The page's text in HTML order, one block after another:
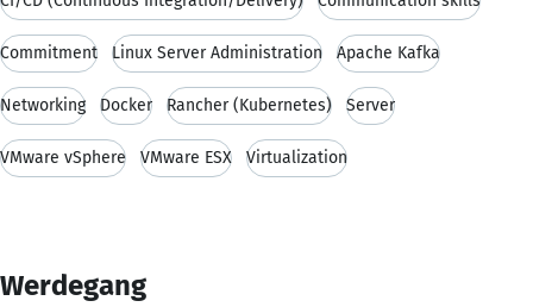
Commitment Linux Server Administration Apache Kafka
Networking Docker Rancher (Kubernetes) Server
VMware vSphere VMware ESX Virtualization
Werdegang